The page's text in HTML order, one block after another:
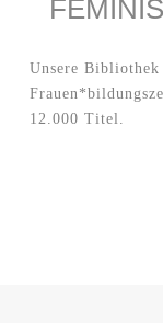
Unsere
12.000 Titel.